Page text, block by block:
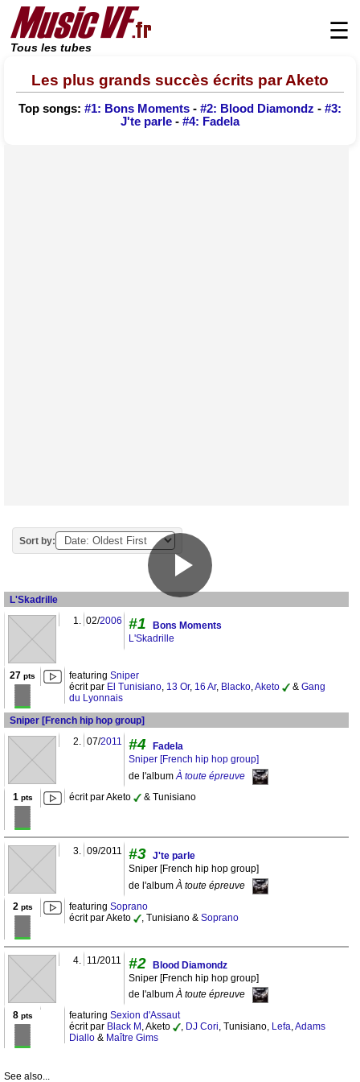
Tous les tubes
☰
Les plus grands succès écrits par Aketo
Top songs: #1: Bons Moments - #2: Blood Diamondz - #3:
J'te parle - #4: Fadela
Sort by:
L'Skadrille
1. 02/2006 #1
Bons Moments
L'Skadrille
27 pts featuring Sniper
écrit par El Tunisiano, 13 Or, 16 Ar, Blacko,Aketo & Gang
du Lyonnais
Sniper [French hip hop group]
2. 07/2011 #4
Fadela
Sniper [French hip hop group]
de l'albumÀ toute épreuve
1 pts écrit par Aketo & Tunisiano
3. 09/2011 #3 J'te parle
Sniper [French hip hop group]
de l'albumÀ toute épreuve
2 pts featuring Soprano
écrit par Aketo
, Tunisiano & Soprano
4. 11/2011 #2 Blood Diamondz
Sniper [French hip hop group]
de l'albumÀ toute épreuve
8pts featuring Sexion d'Assaut
écrit par Black M , Aketo , DJ Cori, Tunisiano, Lefa,Adams
Diallo & Maître Gims
See also...